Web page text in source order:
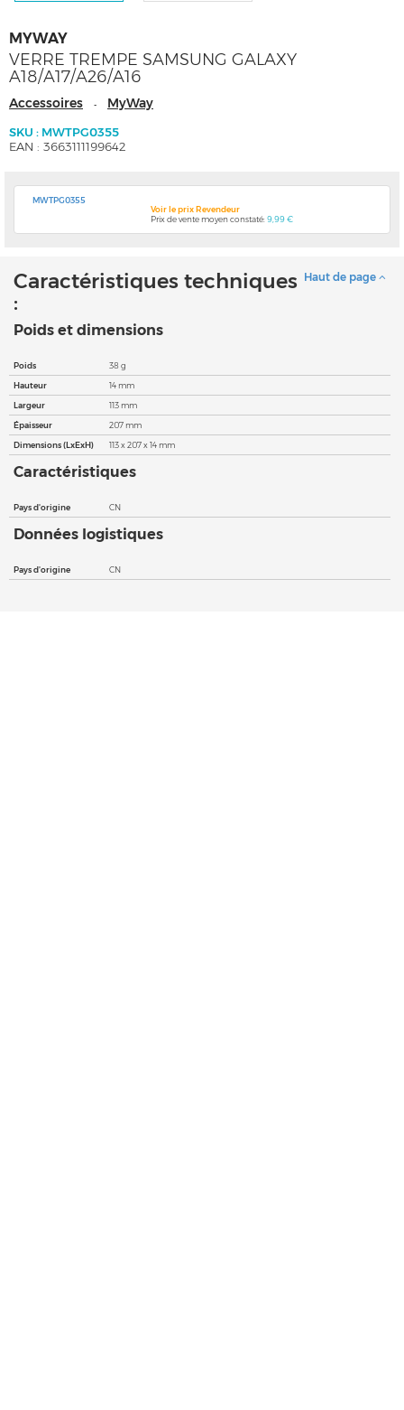
MYWAY
VERRE TREMPE SAMSUNG GALAXY
A18/A17/A26/A16
Accessoires - MyWay
SKU : MWTPG0355
EAN : 3663111199642
MWTPG0355
Voir le prix Revendeur
Prix de vente moyen constaté:9,99 €
Haut de page
Caractéristiques techniques
:
Poids et dimensions
Poids
38 g
Hauteur
14 mm
Largeur
113 mm
Épaisseur
207 mm
Dimensions (LxExH)
113 x 207 x 14 mm
Caractéristiques
Pays d'origine CN
Données logistiques
Pays d'origine CN